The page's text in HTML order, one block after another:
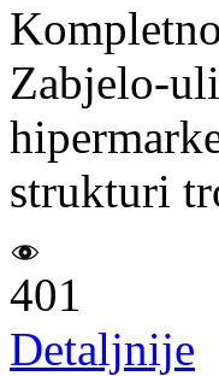
Zabjelo-
strukturi
401
Detaljnije